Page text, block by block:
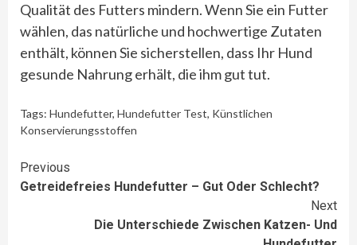
Qualität des Futters mindern. Wenn Sie ein Futter
wählen, das natürliche und hochwertige Zutaten
enthält, können Sie sicherstellen, dass Ihr Hund
gesunde Nahrung erhält, die ihm gut tut.
Tags: Hundefutter, Hundefutter Test, Künstlichen
Konservierungsstoffen
Continue
Reading
Previous
Getreidefreies Hundefutter – Gut Oder Schlecht?
Next
Die Unterschiede Zwischen Katzen- Und